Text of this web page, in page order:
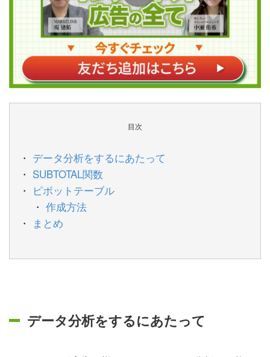
目次
データ分析をするにあたって
SUBTOTAL関数
ピボットテーブル
作成方法
まとめ
データ分析をするにあたって